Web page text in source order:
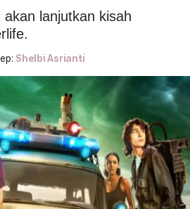
lanjutkan kisah
Shelbi Asrianti